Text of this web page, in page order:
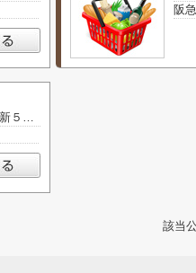
阪
大阪府大阪市東淀川区豊新５丁目
該当